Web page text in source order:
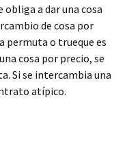
a dar una cosa
de cosa por
permuta o trueque es
cosa por precio, se
Si se intercambia una
atípico.